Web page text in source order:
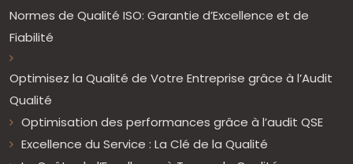
Normes de Qualité ISO: Garantie d’Excellence et de
Fiabilité
Optimisez la Qualité de Votre Entreprise grâce à l’Audit
Qualité
Optimisation des performances grâce à l’audit QSE
Excellence du Service : La Clé de la Qualité